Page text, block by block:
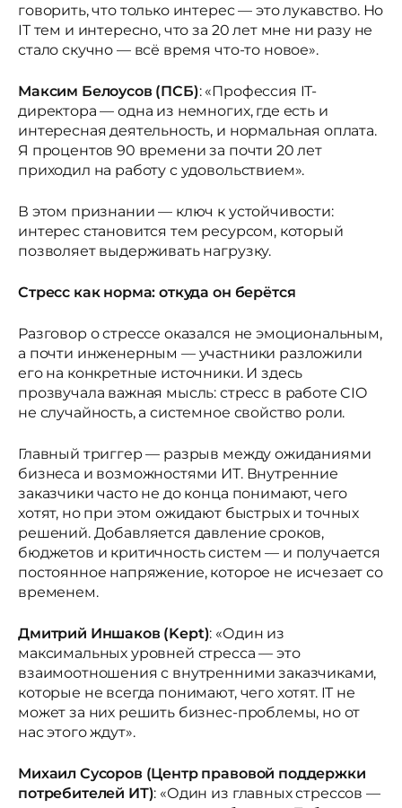
говорить, что только интерес — это лукавство. Но
IT тем и интересно, что за 20 лет мне ни разу не
стало скучно — всё время что-то новое».
Максим Белоусов (ПСБ): «Профессия IT-
директора — одна из немногих, где есть и
интересная деятельность, и нормальная оплата.
Я процентов 90 времени за почти 20 лет
приходил на работу с удовольствием».
В этом признании — ключ к устойчивости:
интерес становится тем ресурсом, который
позволяет выдерживать нагрузку.
Стресс как норма: откуда он берётся
Разговор о стрессе оказался не эмоциональным,
а почти инженерным — участники разложили
его на конкретные источники. И здесь
прозвучала важная мысль: стресс в работе CIO
не случайность, а системное свойство роли.
Главный триггер — разрыв между ожиданиями
бизнеса и возможностями ИТ. Внутренние
заказчики часто не до конца понимают, чего
хотят, но при этом ожидают быстрых и точных
решений. Добавляется давление сроков,
бюджетов и критичность систем — и получается
постоянное напряжение, которое не исчезает со
временем.
Дмитрий Иншаков (Kept): «Один из
максимальных уровней стресса — это
взаимоотношения с внутренними заказчиками,
которые не всегда понимают, чего хотят. IT не
может за них решить бизнес-проблемы, но от
нас этого ждут».
Михаил Сусоров (Центр правовой поддержки
потребителей ИТ): «Один из главных стрессов —